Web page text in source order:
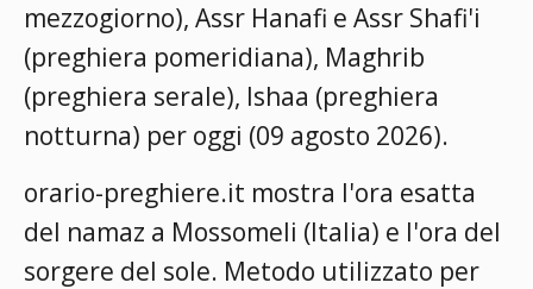
mezzogiorno), Assr Hanafi e Assr Shafi'i
(preghiera pomeridiana), Maghrib
(preghiera serale), Ishaa (preghiera
notturna) per oggi (09 agosto 2026).
orario-preghiere.it mostra l'ora esatta
del namaz a Mossomeli (Italia) e l'ora del
sorgere del sole. Metodo utilizzato per